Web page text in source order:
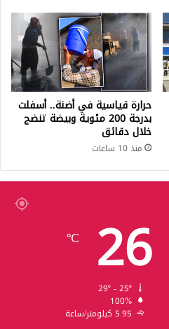
حرارة قياسية في أضنة.. أسفلت
بدرجة 200 مئوية وبيضة تنضج
خلال دقائق
منذ 10 ساعات
26
℃
100%
5.95 كيلومتر/ساعة